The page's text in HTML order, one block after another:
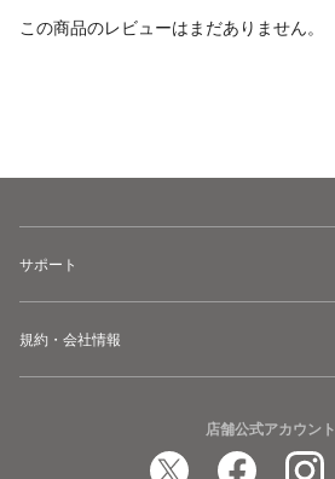
この商品のレビューはまだありません。
サポート
規約・会社情報
店舗公式アカウント